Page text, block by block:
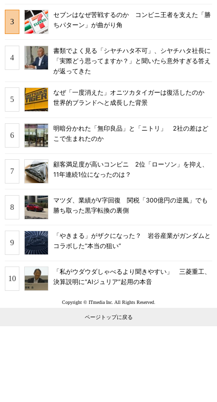
セブンはなぜ苦戦するのか コンビニ王者を支えた「勝
ちパターン」が曲がり角
書類でよく見る「シヤチハタ不可」、シヤチハタ社長に
「実際どう思ってますか？」と聞いたら意外すぎる答え
が返ってきた
なぜ「一度消えた」オニツカタイガーは復活したのか
世界的ブランドへと成長した背景
明暗分かれた「無印良品」と「ニトリ」 2社の差はど
こで生まれたのか
顧客満足度が高いコンビニ 2位「ローソン」を抑え、
11年連続1位になったのは？
マツダ、業績がV字回復 関税「300億円の逆風」でも
勝ち取った黒字転換の裏側
「やきまる」がザクになった？ 岩谷産業がガンダムと
コラボした“本当の狙い”
「私がウダウダしゃべるより聞きやすい」 三菱重工、
決算説明に“AIジュリア”起用の本音
Copyright © ITmedia Inc. All Rights Reserved.
ページトップに戻る